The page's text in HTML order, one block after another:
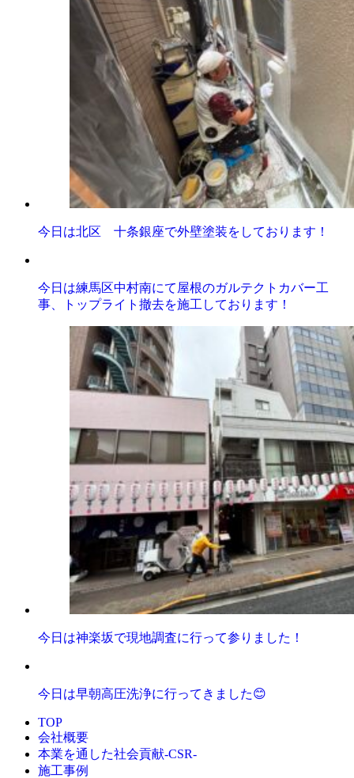
今日は北区 十条銀座で外壁塗装をしております！
今日は練馬区中村南にて屋根のガルテクトカバー工
事、トップライト撤去を施工しております！
今日は神楽坂で現地調査に行って参りました！
今日は早朝高圧洗浄に行ってきました😊
TOP
会社概要
本業を通した社会貢献-CSR-
施工事例